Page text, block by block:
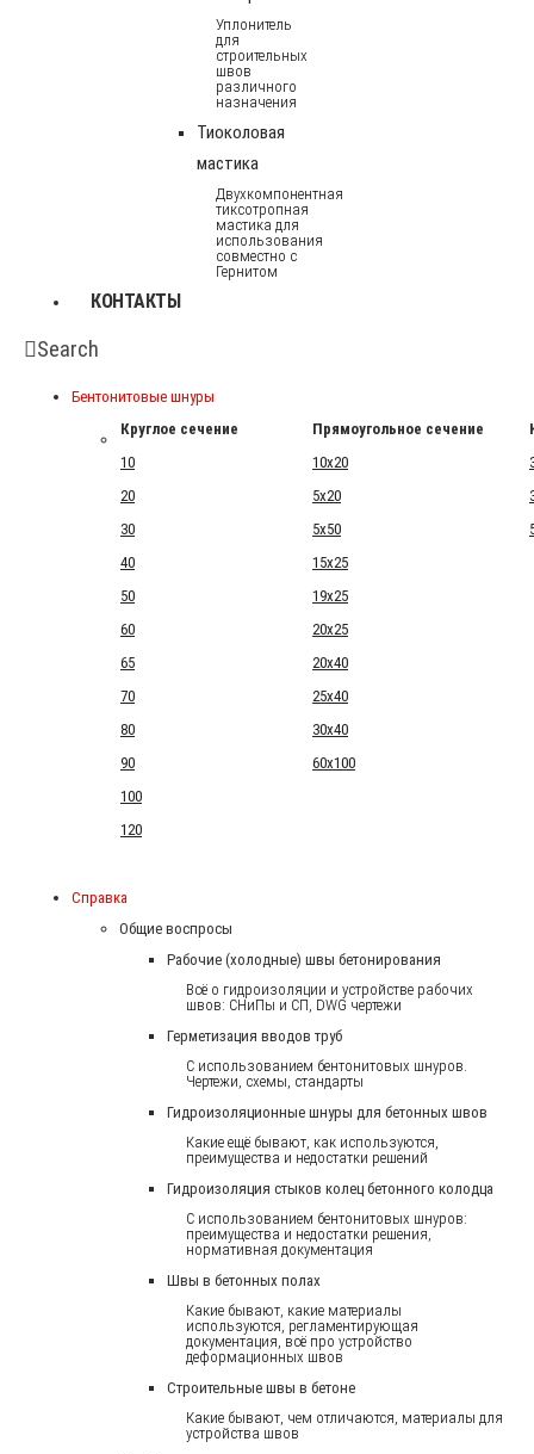
Уплонитель
для
строительных
швов
различного
назначения
Тиоколовая
мастика
Двухкомпонентная
тиксотропная
мастика для
использования
совместно с
Гернитом
КОНТАКТЫ
Search
Бентонитовые шнуры
Круглое сечение
Прямоугольное сечение
10
10x20
20
5x20
30
5x50
40
15x25
50
19x25
60
20x25
65
20x40
70
25x40
80
30x40
90
60x100
100
120
Справка
Общие воспросы
Рабочие (холодные) швы бетонирования
Всё о гидроизоляции и устройстве рабочих
швов: СНиПы и СП, DWG чертежи
Герметизация вводов труб
С использованием бентонитовых шнуров.
Чертежи, схемы, стандарты
Гидроизоляционные шнуры для бетонных швов
Какие ещё бывают, как используются,
преимущества и недостатки решений
Гидроизоляция стыков колец бетонного колодца
С использованием бентонитовых шнуров:
преимущества и недостатки решения,
нормативная документация
Швы в бетонных полах
Какие бывают, какие материалы
используются, регламентирующая
документация, всё про устройство
деформационных швов
Строительные швы в бетоне
Какие бывают, чем отличаются, материалы для
устройства швов